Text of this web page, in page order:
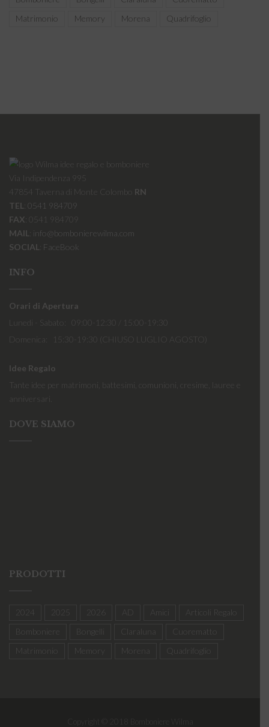
Matrimonio
Memory Morena Quadrifoglio
Via Indipendenza 995
47854 Taverna di Monte Colombo RN
TEL : 0541 984709
FAX: 0541 984709
MAIL : info@bombonierewilma.com
SOCIAL : FaceBook
INFO
Orari di Apertura
Lunedi - Sabato: 09:00-12:30 / 15:00-19:30
Domenica: 15:30-19:30 (CHIUSO LUGLIO AGOSTO)
Idee Regalo
Tante idee per matrimoni, battesimi, comunioni, cresime, lauree e
anniversari.
DOVE SIAMO
PRODOTTI
2024 AD Amici
Articoli Regalo
Bomboniere
Bongelli
Cuorematto
Matrimonio
Memory Morena Quadrifoglio